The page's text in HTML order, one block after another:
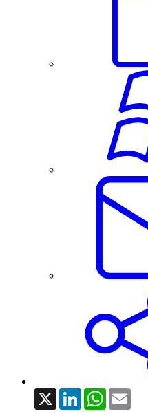
X LinkedInWhatsApp